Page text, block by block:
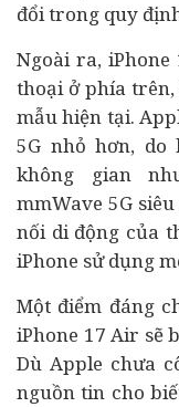
đổi trong quy
Ngoài ra,
thoại ở phía
mẫu hiện tại.
5G nhỏ hơn,
không gian
mmWave 5G
nối di động của
iPhone sử dụng
Một điểm đáng
iPhone 17 Air sẽ
Dù Apple chưa
nguồn tin cho